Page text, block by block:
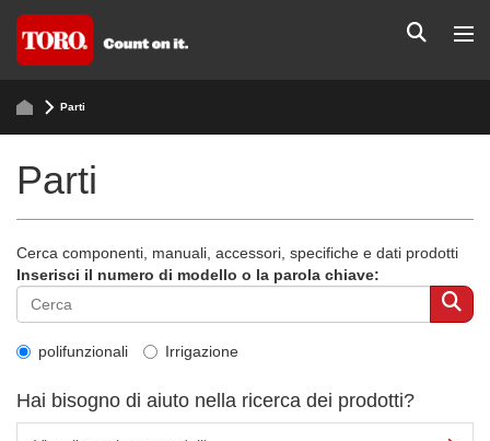
Parti
Parti
Cerca componenti, manuali, accessori, specifiche e dati prodotti
Inserisci il numero di modello o la parola chiave:
polifunzionali Irrigazione
Hai bisogno di aiuto nella ricerca dei prodotti?